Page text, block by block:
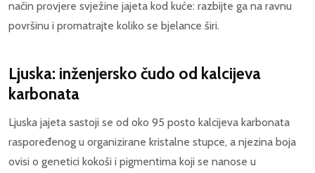
način provjere svježine jajeta kod kuće: razbijte ga na ravnu
površinu i promatrajte koliko se bjelance širi.
Ljuska: inženjersko čudo od kalcijeva
karbonata
Ljuska jajeta sastoji se od oko 95 posto kalcijeva karbonata
raspoređenog u organizirane kristalne stupce, a njezina boja
ovisi o genetici kokoši i pigmentima koji se nanose u